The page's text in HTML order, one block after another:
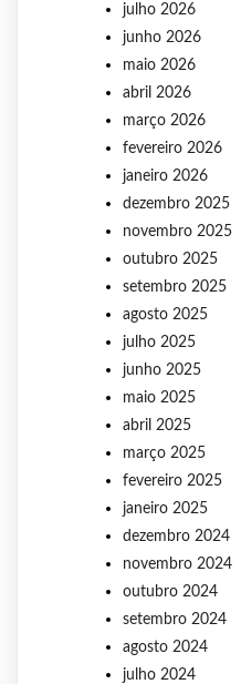
julho 2026
junho 2026
maio 2026
abril 2026
março 2026
fevereiro 2026
janeiro 2026
dezembro 2025
novembro 2025
outubro 2025
setembro 2025
agosto 2025
julho 2025
junho 2025
maio 2025
abril 2025
março 2025
fevereiro 2025
janeiro 2025
dezembro 2024
novembro 2024
outubro 2024
setembro 2024
agosto 2024
julho 2024